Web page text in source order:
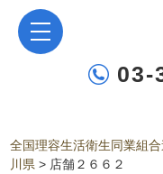
03-
全国理容生活衛生同業組
川県 > 店舗２６６２